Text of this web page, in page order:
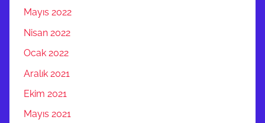
N
A
S
O
N
Mayıs 2022
Nisan 2022
Ocak 2022
Aralık 2021
Ekim 2021
Mayıs 2021